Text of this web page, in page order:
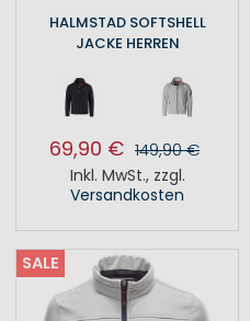
HALMSTAD SOFTSHELL
JACKE HERREN
69,90 € 149,90 €
Inkl. MwSt., zzgl.
Versandkosten
SALE